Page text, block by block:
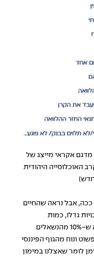
בינואר 2022 בקרב מדגם אקראי מייצג של
25 ומעלה בקרב האוכלוסייה היהודית
ככה, אבל נראה שהחיים
גדלו, כמות
הסידורים והרעש מסביב, אז מה הפלא ש-10% מהנשאלים
ונוח מהגוף הפיננסי
לומר שאצלנו במימון